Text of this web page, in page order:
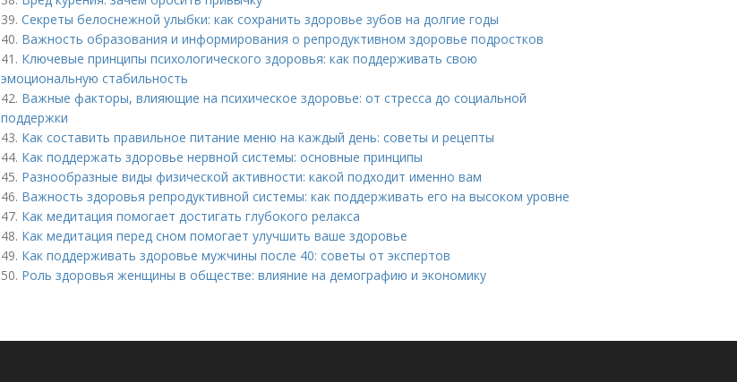
39. Секреты белоснежной улыбки: как сохранить здоровье зубов на долгие годы
40. Важность образования и информирования о репродуктивном здоровье подростков
41. Ключевые принципы психологического здоровья: как поддерживать свою
эмоциональную стабильность
42. Важные факторы, влияющие на психическое здоровье: от стресса до социальной
поддержки
43. Как составить правильное питание меню на каждый день: советы и рецепты
44. Как поддержать здоровье нервной системы: основные принципы
45. Разнообразные виды физической активности: какой подходит именно вам
46. Важность здоровья репродуктивной системы: как поддерживать его на высоком уровне
47. Как медитация помогает достигать глубокого релакса
48. Как медитация перед сном помогает улучшить ваше здоровье
49. Как поддерживать здоровье мужчины после 40: советы от экспертов
50. Роль здоровья женщины в обществе: влияние на демографию и экономику